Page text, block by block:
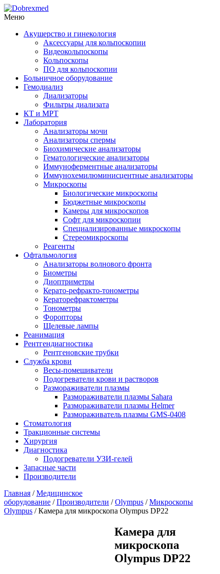
Меню
Акушерство и гинекология
Аксессуары для кольпоскопии
Видеокольпоскопы
Кольпоскопы
ПО для кольпоскопии
Больничное оборудование
Гемодиализ
Диализаторы
Фильтры диализата
КТ и МРТ
Лаборатория
Анализаторы мочи
Анализаторы спермы
Биохимические анализаторы
Гематологические анализаторы
Иммуноферментные анализаторы
Иммунохемилюминисцентные анализаторы
Микроскопы
Биологические микроскопы
Бюджетные микроскопы
Камеры для микроскопов
Софт для микроскопии
Специализированные микроскопы
Стереомикроскопы
Реагенты
Офтальмология
Анализаторы волнового фронта
Биометры
Диоптриметры
Керато-рефракто-тонометры
Кераторефрактометры
Тонометры
Форопторы
Щелевые лампы
Реанимация
Рентгендиагностика
Рентгеновские трубки
Служба крови
Весы-помешиватели
Подогреватели крови и растворов
Размораживатели плазмы
Размораживатели плазмы Sahara
Размораживатели плазмы Helmer
Размораживатель плазмы GMS-0408
Стоматология
Тракционные системы
Хирургия
Диагностика
Подогреватели УЗИ-гелей
Запасные части
Производители
Главная /Медицинское
оборудование /Производители /Olympus /Микроскопы
Olympus / Камера для микроскопа Olympus DP22
Камера для
микроскопа
Olympus DP22